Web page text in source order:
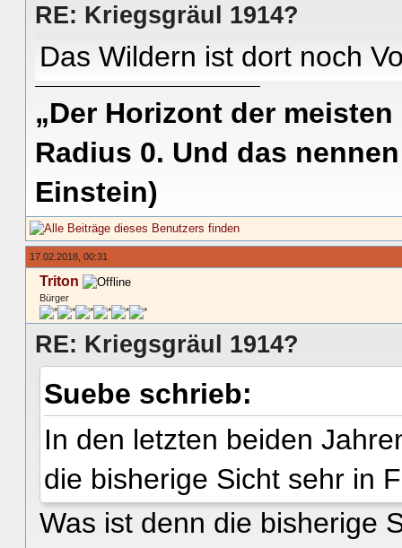
RE: Kriegsgräul 1914?
Das Wildern ist dort noch
„Der Horizont der
Radius 0. Und das
Einstein)
17.02.2018, 00:31
Triton
Bürger
RE: Kriegsgräul 1914?
Suebe schrieb:
In den letzten beiden
die bisherige Sicht sehr in
Was ist denn die bisherige